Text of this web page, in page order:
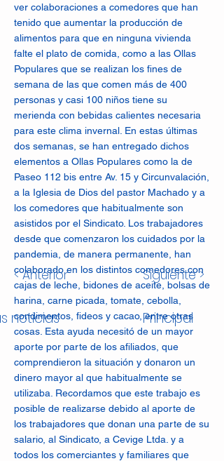
< Anterior
noticias
Siguiente >
Principal
ver colaboraciones a comedores que han
tenido que aumentar la producción de
alimentos para que en ninguna vivienda
falte el plato de comida, como a las Ollas
Populares que se realizan los fines de
semana de las que comen más de 400
personas y casi 100 niños tiene su
merienda con bebidas calientes necesaria
para este clima invernal. En estas últimas
dos semanas, se han entregado dichos
elementos a Ollas Populares como la de
Paseo 112 bis entre Av. 15 y Circunvalación,
a la Iglesia de Dios del pastor Machado y a
los comedores que habitualmente son
asistidos por el Sindicato. Los trabajadores
desde que comenzaron los cuidados por la
pandemia, de manera permanente, han
colaborado en los distintos comedores con
cajas de leche, bidones de aceite, bolsas de
harina, carne picada, tomate, cebolla,
condimentos, fideos y cacao, entre otras
cosas. Esta ayuda necesitó de un mayor
aporte por parte de los afiliados, que
comprendieron la situación y donaron un
dinero mayor al que habitualmente se
utilizaba. Recordamos que este trabajo es
posible de realizarse debido al aporte de
los trabajadores que donan una parte de su
salario, al Sindicato, a Cevige Ltda. y a
todos los comerciantes y familiares que